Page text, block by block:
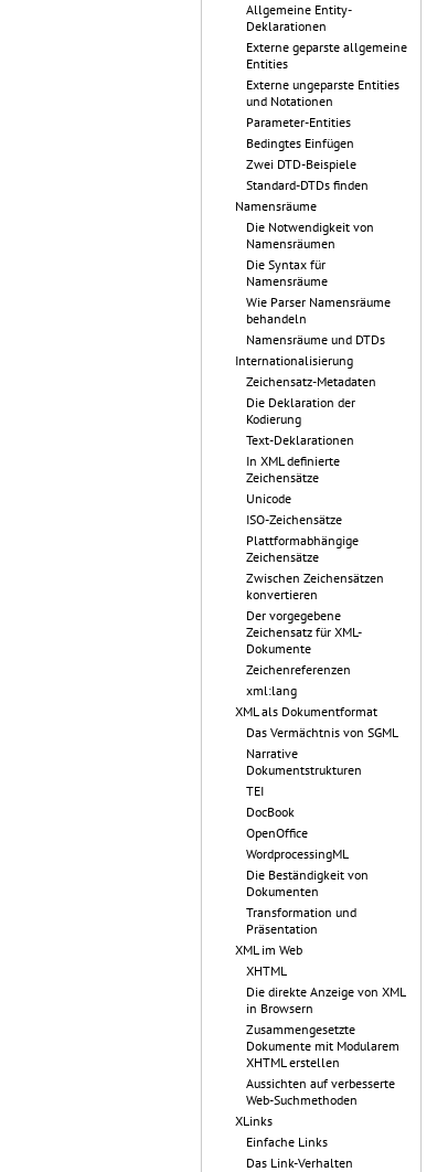
Allgemeine Entity-
Deklarationen
Externe geparste allgemeine
Entities
Externe ungeparste Entities
und Notationen
Parameter-Entities
Bedingtes Einfügen
Zwei DTD-Beispiele
Standard-DTDs finden
Namensräume
Die Notwendigkeit von
Namensräumen
Die Syntax für
Namensräume
Wie Parser Namensräume
behandeln
Namensräume und DTDs
Internationalisierung
Zeichensatz-Metadaten
Die Deklaration der
Kodierung
Text-Deklarationen
In XML definierte
Zeichensätze
Unicode
ISO-Zeichensätze
Plattformabhängige
Zeichensätze
Zwischen Zeichensätzen
konvertieren
Der vorgegebene
Zeichensatz für XML-
Dokumente
Zeichenreferenzen
xml:lang
XML als Dokumentformat
Das Vermächtnis von SGML
Narrative
Dokumentstrukturen
TEI
DocBook
OpenOffice
WordprocessingML
Die Beständigkeit von
Dokumenten
Transformation und
Präsentation
XML im Web
XHTML
Die direkte Anzeige von XML
in Browsern
Zusammengesetzte
Dokumente mit Modularem
XHTML erstellen
Aussichten auf verbesserte
Web-Suchmethoden
XLinks
Einfache Links
Das Link-Verhalten